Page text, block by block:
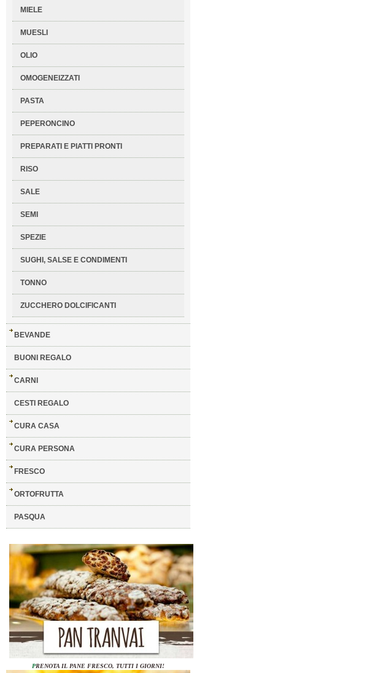
MIELE
MUESLI
OLIO
OMOGENEIZZATI
PASTA
PEPERONCINO
PREPARATI E PIATTI PRONTI
RISO
SALE
SEMI
SPEZIE
SUGHI, SALSE E CONDIMENTI
TONNO
ZUCCHERO DOLCIFICANTI
BEVANDE
BUONI REGALO
CARNI
CESTI REGALO
CURA CASA
CURA PERSONA
FRESCO
ORTOFRUTTA
PASQUA
PRENOTA IL PANE FRESCO, TUTTI I GIORNI!